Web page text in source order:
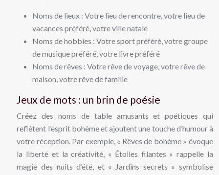
Noms de lieux : Votre lieu de rencontre, votre lieu de
vacances préféré, votre ville natale
Noms de hobbies : Votre sport préféré, votre groupe
de musique préféré, votre livre préféré
Noms de rêves : Votre rêve de voyage, votre rêve de
maison, votre rêve de famille
Jeux de mots : un brin de poésie
Créez des noms de table amusants et poétiques qui
reflètent l’esprit bohème et ajoutent une touche d’humour à
votre réception. Par exemple, « Rêves de bohème » évoque
la liberté et la créativité, « Étoiles filantes » rappelle la
magie des nuits d’été, et « Jardins secrets » symbolise